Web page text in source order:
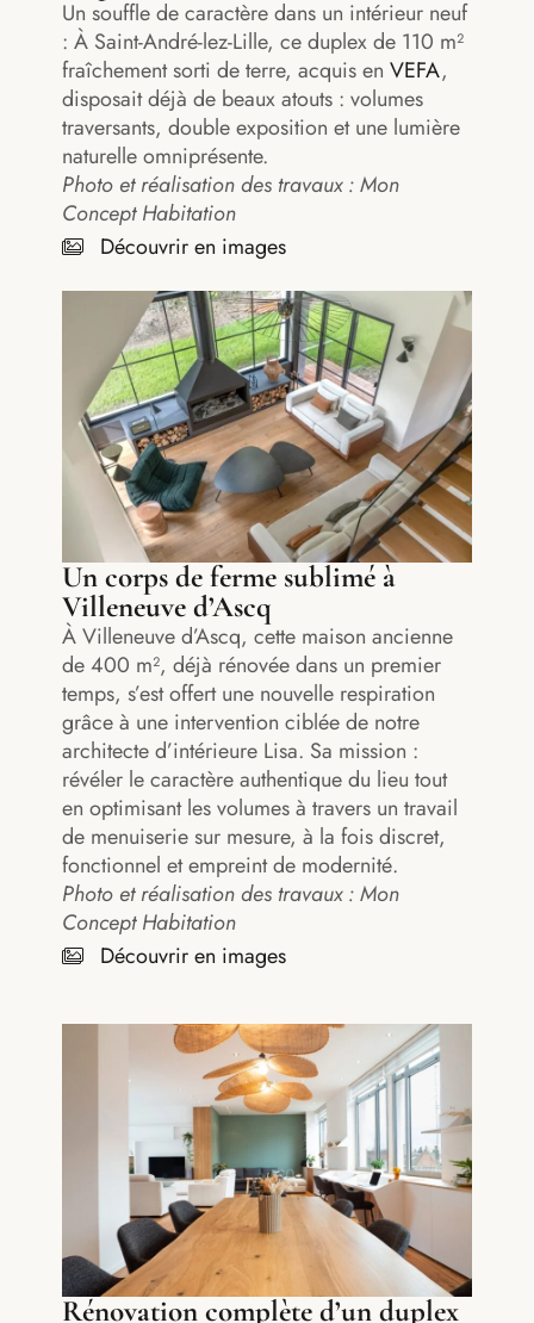
Un souffle de caractère dans un intérieur neuf
: À Saint-André-lez-Lille, ce duplex de 110 m²
fraîchement sorti de terre, acquis enVEFA,
disposait déjà de beaux atouts : volumes
traversants, double exposition et une lumière
naturelle omniprésente.
Photo et réalisation des travaux : Mon
Concept Habitation
Découvrir en images
Un corps de ferme sublimé à
Villeneuve d’Ascq
À Villeneuve d’Ascq, cette maison ancienne
de 400 m², déjà rénovée dans un premier
temps, s’est offert une nouvelle respiration
grâce à une intervention ciblée de notre
architecte d’intérieure Lisa. Sa mission :
révéler le caractère authentique du lieu tout
en optimisant les volumes à travers un travail
de menuiserie sur mesure, à la fois discret,
fonctionnel et empreint de modernité.
Photo et réalisation des travaux : Mon
Concept Habitation
Découvrir en images
Rénovation complète d’un duplex